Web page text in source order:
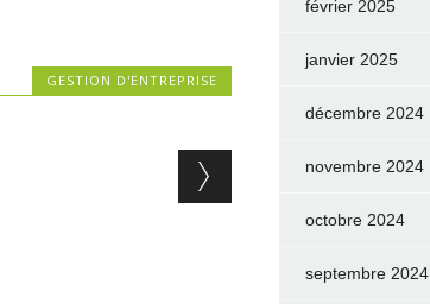
GESTION D'ENTREPRISE
février 2025
janvier 2025
décembre 2024
novembre 2024
octobre 2024
septembre 2024